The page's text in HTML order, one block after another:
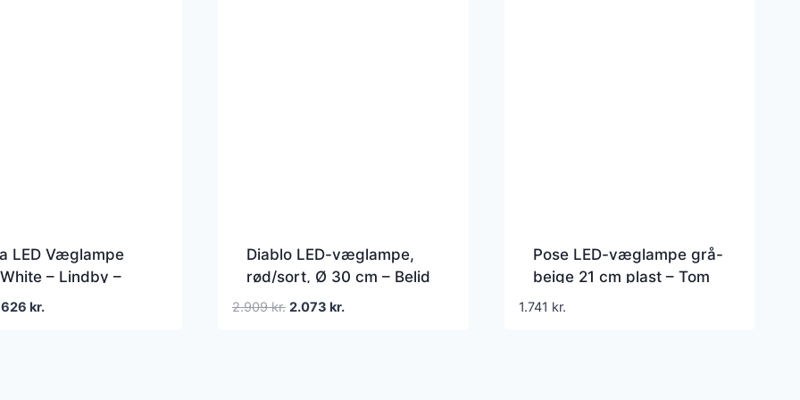
LED Væglampe
– Lindby –
Moderne – Metal –
Den
626 kr.Den
Diablo LED-væglampe,
rød/sort, Ø 30 cm – Belid
– Stue – Metal
2.909kr. Den
2.073 kr.Den
Pose LED-væglampe grå-
beige 21 cm plast – Tom
Dixon – Stue – Design –
1.741 kr.